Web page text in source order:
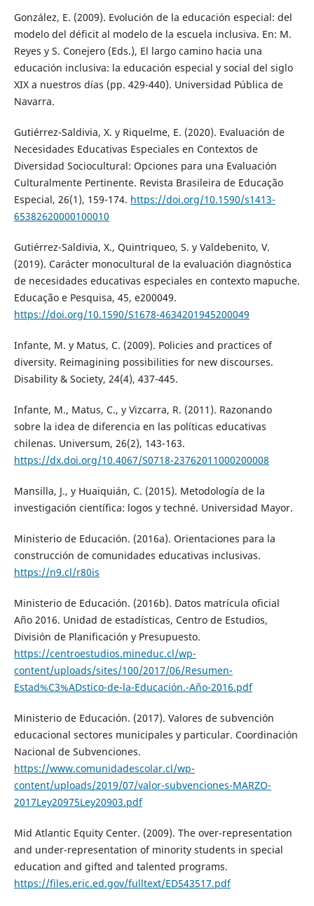
González, E. (2009). Evolución de la educación especial: del
modelo del déficit al modelo de la escuela inclusiva. En: M.
Reyes y S. Conejero (Eds.), El largo camino hacia una
educación inclusiva: la educación especial y social del siglo
XIX a nuestros días (pp. 429-440). Universidad Pública de
Navarra.
Gutiérrez-Saldivia, X. y Riquelme, E. (2020). Evaluación de
Necesidades Educativas Especiales en Contextos de
Diversidad Sociocultural: Opciones para una Evaluación
Culturalmente Pertinente. Revista Brasileira de Educação
Especial, 26(1), 159-174. https://doi.org/10.1590/s1413-
65382620000100010
Gutiérrez-Saldivia, X., Quintriqueo, S. y Valdebenito, V.
(2019). Carácter monocultural de la evaluación diagnóstica
de necesidades educativas especiales en contexto mapuche.
Educação e Pesquisa, 45, e200049.
https://doi.org/10.1590/S1678-4634201945200049
Infante, M. y Matus, C. (2009). Policies and practices of
diversity. Reimagining possibilities for new discourses.
Disability & Society, 24(4), 437-445.
Infante, M., Matus, C., y Vizcarra, R. (2011). Razonando
sobre la idea de diferencia en las políticas educativas
chilenas. Universum, 26(2), 143-163.
https://dx.doi.org/10.4067/S0718-23762011000200008
Mansilla, J., y Huaiquián, C. (2015). Metodología de la
investigación científica: logos y techné. Universidad Mayor.
Ministerio de Educación. (2016a). Orientaciones para la
construcción de comunidades educativas inclusivas.
https://n9.cl/r80is
Ministerio de Educación. (2016b). Datos matrícula oficial
Año 2016. Unidad de estadísticas, Centro de Estudios,
División de Planificación y Presupuesto.
https://centroestudios.mineduc.cl/wp-
content/uploads/sites/100/2017/06/Resumen-
Estad%C3%ADstico-de-la-Educación.-Año-2016.pdf
Ministerio de Educación. (2017). Valores de subvención
educacional sectores municipales y particular. Coordinación
Nacional de Subvenciones.
https://www.comunidadescolar.cl/wp-
content/uploads/2019/07/valor-subvenciones-MARZO-
2017Ley20975Ley20903.pdf
Mid Atlantic Equity Center. (2009). The over-representation
and under-representation of minority students in special
education and gifted and talented programs.
https://files.eric.ed.gov/fulltext/ED543517.pdf